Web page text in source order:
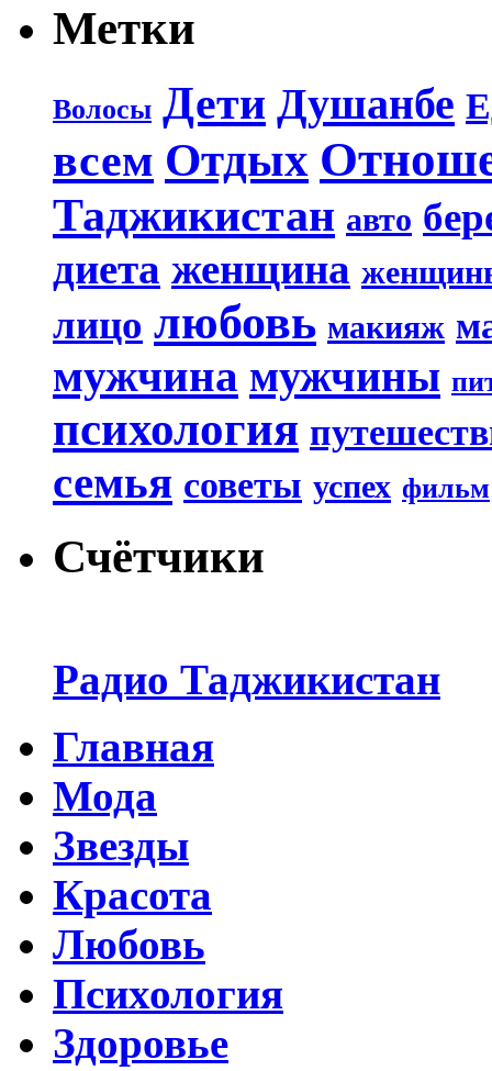
Метки
Волосы Дети Душанбе
всем Отдых
Таджикистан авто
диета женщина
лицо любовь макияж
мужчина мужчины
психология
семья советы успех фильм
Счётчики
Радио Таджикистан
Главная
Мода
Звезды
Красота
Любовь
Психология
Здоровье